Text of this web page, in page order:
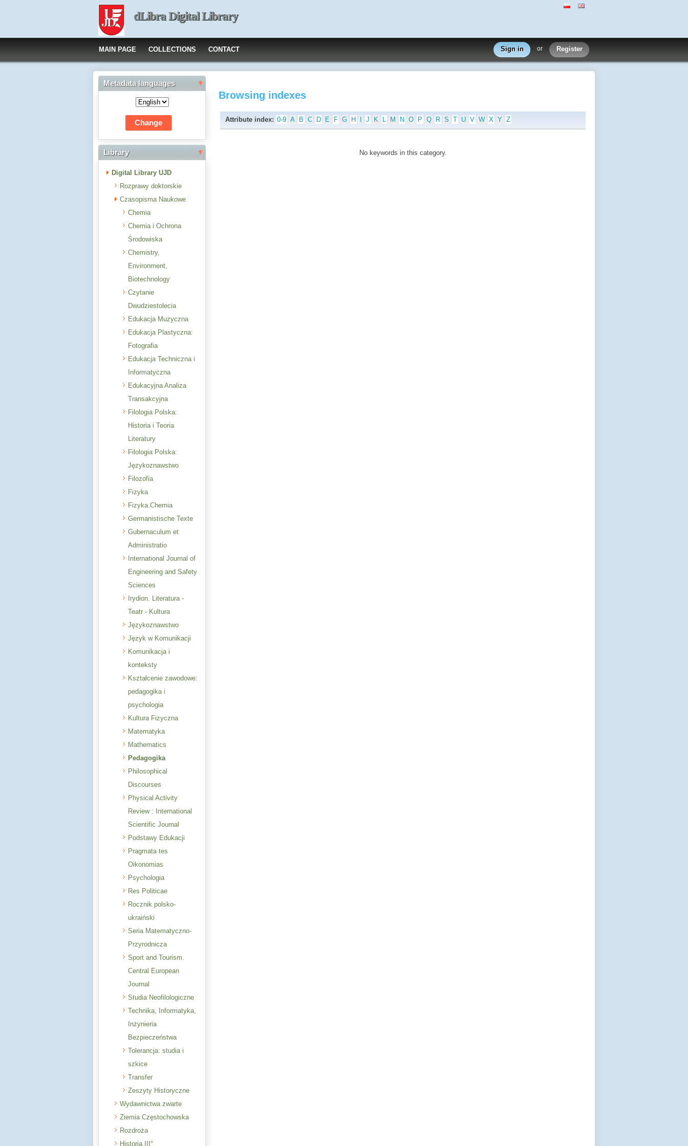
dLibra Digital Library
MAIN PAGE COLLECTIONS CONTACT Sign in or Register
Metadata languages
Library
Digital Library UJD
Rozprawy doktorskie
Czasopisma Naukowe
Chemia
Chemia i Ochrona
Środowiska
Chemistry,
Environment,
Biotechnology
Czytanie
Dwudziestolecia
Edukacja Muzyczna
Edukacja Plastyczna:
Fotografia
Edukacja Techniczna i
Informatyczna
Edukacyjna Analiza
Transakcyjna
Filologia Polska:
Historia i Teoria
Literatury
Filologia Polska:
Językoznawstwo
Filozofia
Fizyka
Fizyka.Chemia
Germanistische Texte
Gubernaculum et
Administratio
International Journal of
Engineering and Safety
Sciences
Irydion. Literatura -
Teatr - Kultura
Językoznawstwo
Język w Komunikacji
Komunikacja i
konteksty
Kształcenie zawodowe:
pedagogika i
psychologia
Kultura Fizyczna
Matematyka
Mathematics
Pedagogika
Philosophical
Discourses
Physical Activity
Review : International
Scientific Journal
Podstawy Edukacji
Pragmata tes
Oikonomias
Psychologia
Res Politicae
Rocznik polsko-
ukraiński
Seria Matematyczno-
Przyrodnicza
Sport and Tourism.
Central European
Journal
Studia Neofilologiczne
Technika, Informatyka,
Inżynieria
Bezpieczeństwa
Tolerancja: studia i
szkice
Transfer
Zeszyty Historyczne
Wydawnictwa zwarte
Ziemia Częstochowska
Rozdroża
Historia III°
Browsing indexes
Attribute index: 0-9 A B C D E F G H J K L M N O P Q R S T U V W X Y Z
No keywords in this category.